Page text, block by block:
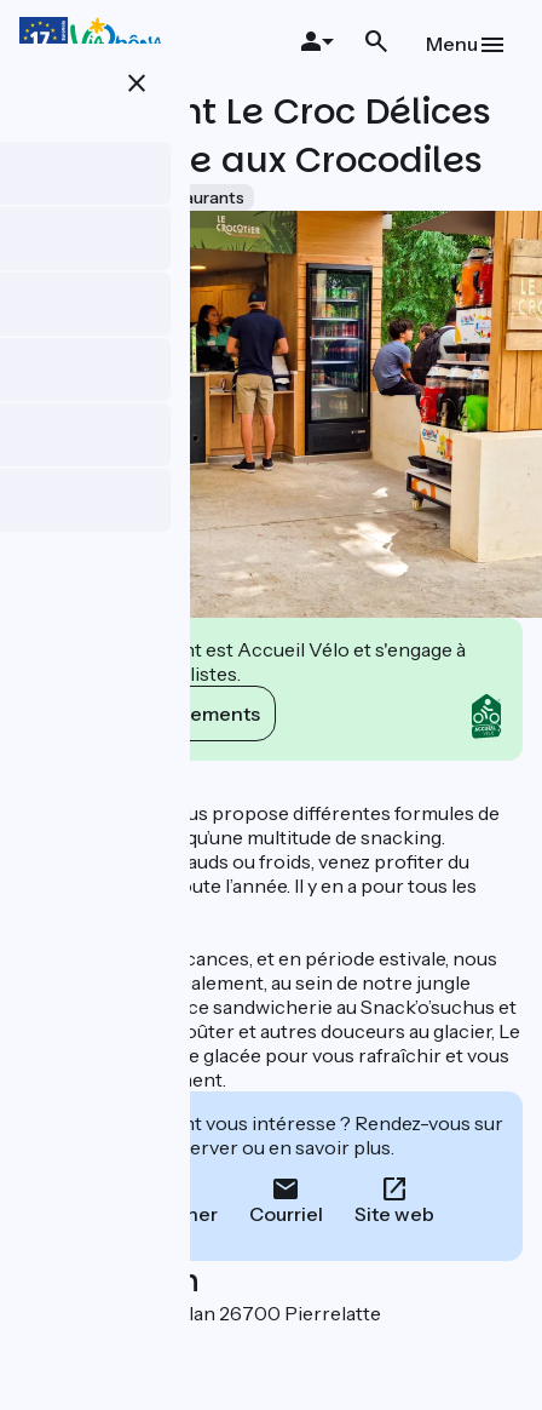
Aller
close
Menu
Restaurant Le Croc Délices
à La Ferme aux Crocodiles
Restaurants
Cet établissement est Accueil Vélo et s'engage à
accueillir des cyclistes.
Voir ses engagements
Le Croc Délices vous propose différentes formules de
repas chauds ainsi qu’une multitude de snacking.
Sucrés ou salés, chauds ou froids, venez profiter du
snack bar ouvert toute l’année. Il y en a pour tous les
Lors des petites vacances, et en période estivale, nous
vous proposons également, au sein de notre jungle
extérieure, un espace sandwicherie au Snack’o’suchus et
un large choix de goûter et autres douceurs au glacier, Le
Crocotier, la Paillote glacée pour vous rafraîchir et vous
restaurer sereinement.
Cet établissement vous intéresse ? Rendez-vous sur
leur site pour réserver ou en savoir plus.
Téléphoner Courriel Site web
Localisation
395 Allée de Beauplan 26700 Pierrelatte